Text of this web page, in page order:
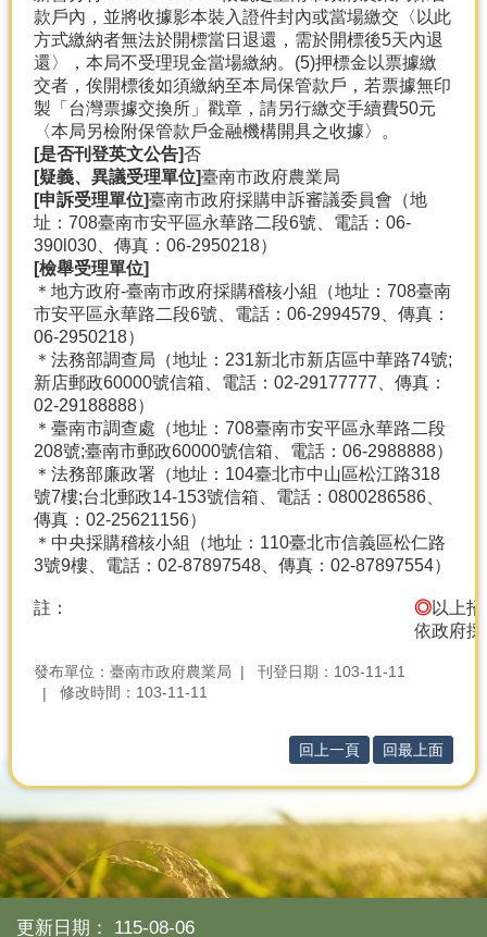
款戶內，並將收據影本裝入證件封內或當場繳交〈以此
方式繳納者無法於開標當日退還，需於開標後5天內退
還〉，本局不受理現金當場繳納。(5)押標金以票據繳
交者，俟開標後如須繳納至本局保管款戶，若票據無印
製「台灣票據交換所」戳章，請另行繳交手續費50元
〈本局另檢附保管款戶金融機構開具之收據〉。
[是否刊登英文公告]否
[疑義、異議受理單位]臺南市政府農業局
[申訴受理單位]臺南市政府採購申訴審議委員會（地
址：708臺南市安平區永華路二段6號、電話：06-
390l030、傳真：06-2950218）
[檢舉受理單位]
＊地方政府-臺南市政府採購稽核小組（地址：708臺南
市安平區永華路二段6號、電話：06-2994579、傳真：
06-2950218）
＊法務部調查局（地址：231新北市新店區中華路74號;
新店郵政60000號信箱、電話：02-29177777、傳真：
02-29188888）
＊臺南市調查處（地址：708臺南市安平區永華路二段
208號;臺南市郵政60000號信箱、電話：06-2988888）
＊法務部廉政署（地址：104臺北市中山區松江路318
號7樓;台北郵政14-153號信箱、電話：0800286586、
傳真：02-25621156）
＊中央採購稽核小組（地址：110臺北市信義區松仁路
3號9樓、電話：02-87897548、傳真：02-87897554）
註： ◎以上
依政府
發布單位：臺南市政府農業局
刊登日期：103-11-11
修改時間：103-11-11
回上一頁 回最上面
更新日期： 115-08-06